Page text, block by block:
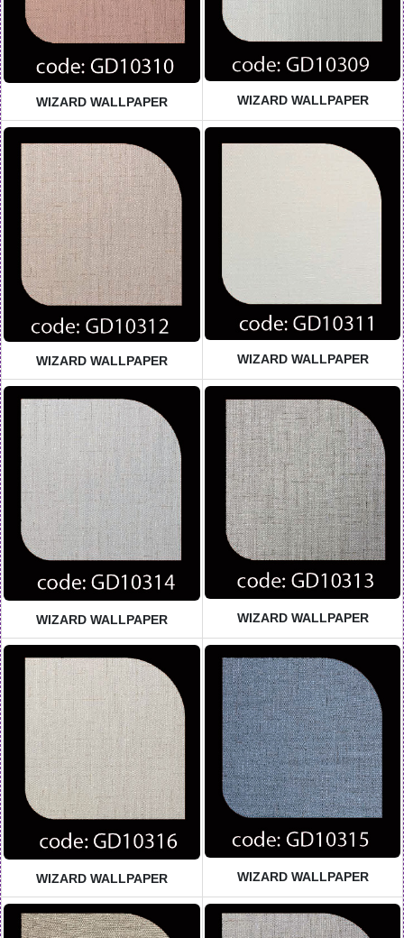
WIZARD WALLPAPER
WIZARD WALLPAPER
WIZARD WALLPAPER
WIZARD WALLPAPER
WIZARD WALLPAPER
WIZARD WALLPAPER
WIZARD WALLPAPER
WIZARD WALLPAPER